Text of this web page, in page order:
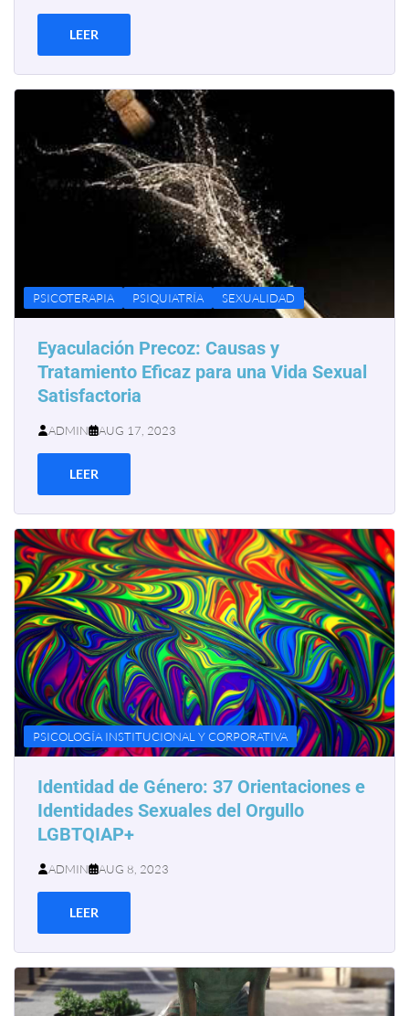
LEER
PSICOTERAPIA PSIQUIATRÍA SEXUALIDAD
Eyaculación Precoz: Causas y
Tratamiento Eficaz para una Vida Sexual
Satisfactoria
ADMIN AUG 17, 2023
LEER
PSICOLOGÍA INSTITUCIONAL Y CORPORATIVA
Identidad de Género: 37 Orientaciones e
Identidades Sexuales del Orgullo
LGBTQIAP+
ADMIN AUG 8, 2023
LEER